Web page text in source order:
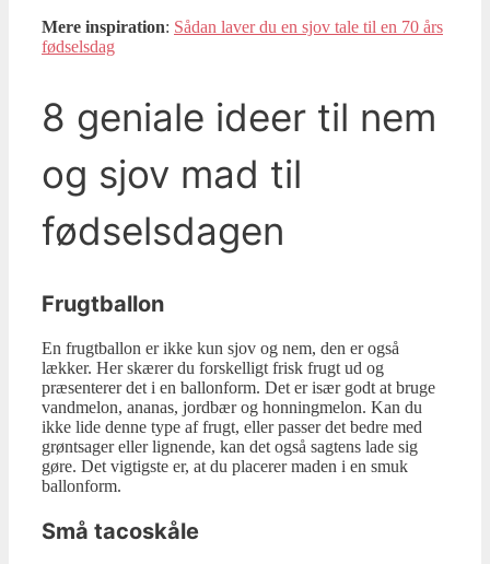
Mere inspiration: Sådan laver du en sjov tale til en 70 års
fødselsdag
8 geniale ideer til nem
og sjov mad til
fødselsdagen
Frugtballon
En frugtballon er ikke kun sjov og nem, den er også
lækker. Her skærer du forskelligt frisk frugt ud og
præsenterer det i en ballonform. Det er især godt at bruge
vandmelon, ananas, jordbær og honningmelon. Kan du
ikke lide denne type af frugt, eller passer det bedre med
grøntsager eller lignende, kan det også sagtens lade sig
gøre. Det vigtigste er, at du placerer maden i en smuk
ballonform.
Små tacoskåle